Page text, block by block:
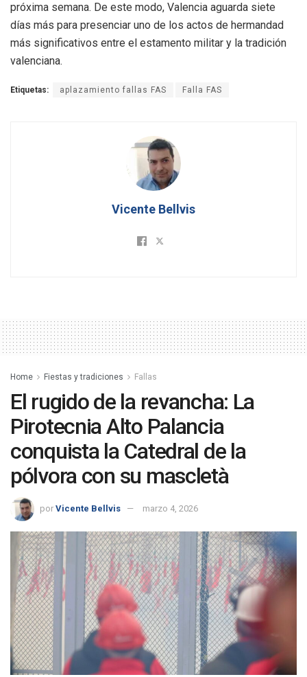
próxima semana. De este modo, Valencia aguarda siete
días más para presenciar uno de los actos de hermandad
más significativos entre el estamento militar y la tradición
valenciana.
Etiquetas: aplazamiento fallas FAS Falla FAS
Vicente Bellvis
Home Fiestas y tradiciones Fallas
El rugido de la revancha: La
Pirotecnia Alto Palancia
conquista la Catedral de la
pólvora con su mascletà
por Vicente Bellvis marzo 4, 2026